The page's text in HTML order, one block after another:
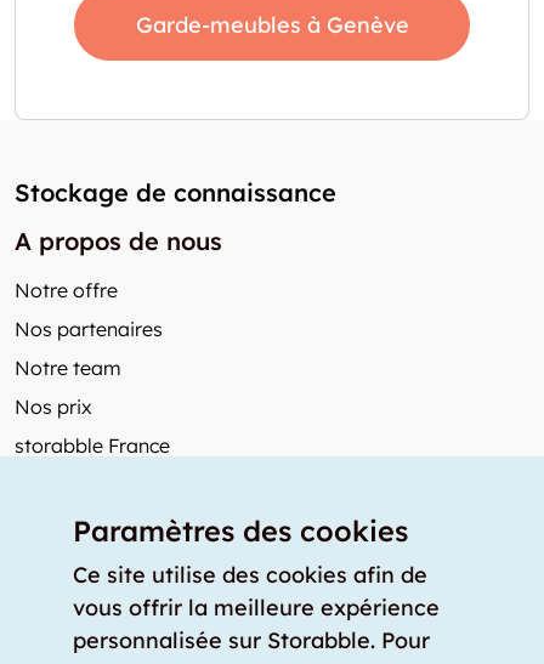
Garde-meubles à Genève
Stockage de connaissance
A propos de nous
Notre offre
Nos partenaires
Notre team
Nos prix
storabble France
Articles de presse
Comment calculer la capacité d'un garde-meuble?
Quel est le tarif moyen d'un garde-meuble?
Paramètres des cookies
Ce site utilise des cookies afin de
vous offrir la meilleure expérience
personnalisée sur Storabble. Pour